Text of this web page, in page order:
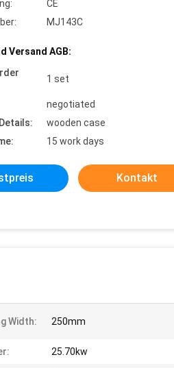
CE
MJ143C
Versand AGB:
1 set
negotiated
wooden case
15 work days
Kontakt
Width: 250mm
25.70kw